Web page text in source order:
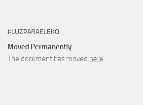
#LUZPARAELEKO
Moved Permanently
The document has moved here.